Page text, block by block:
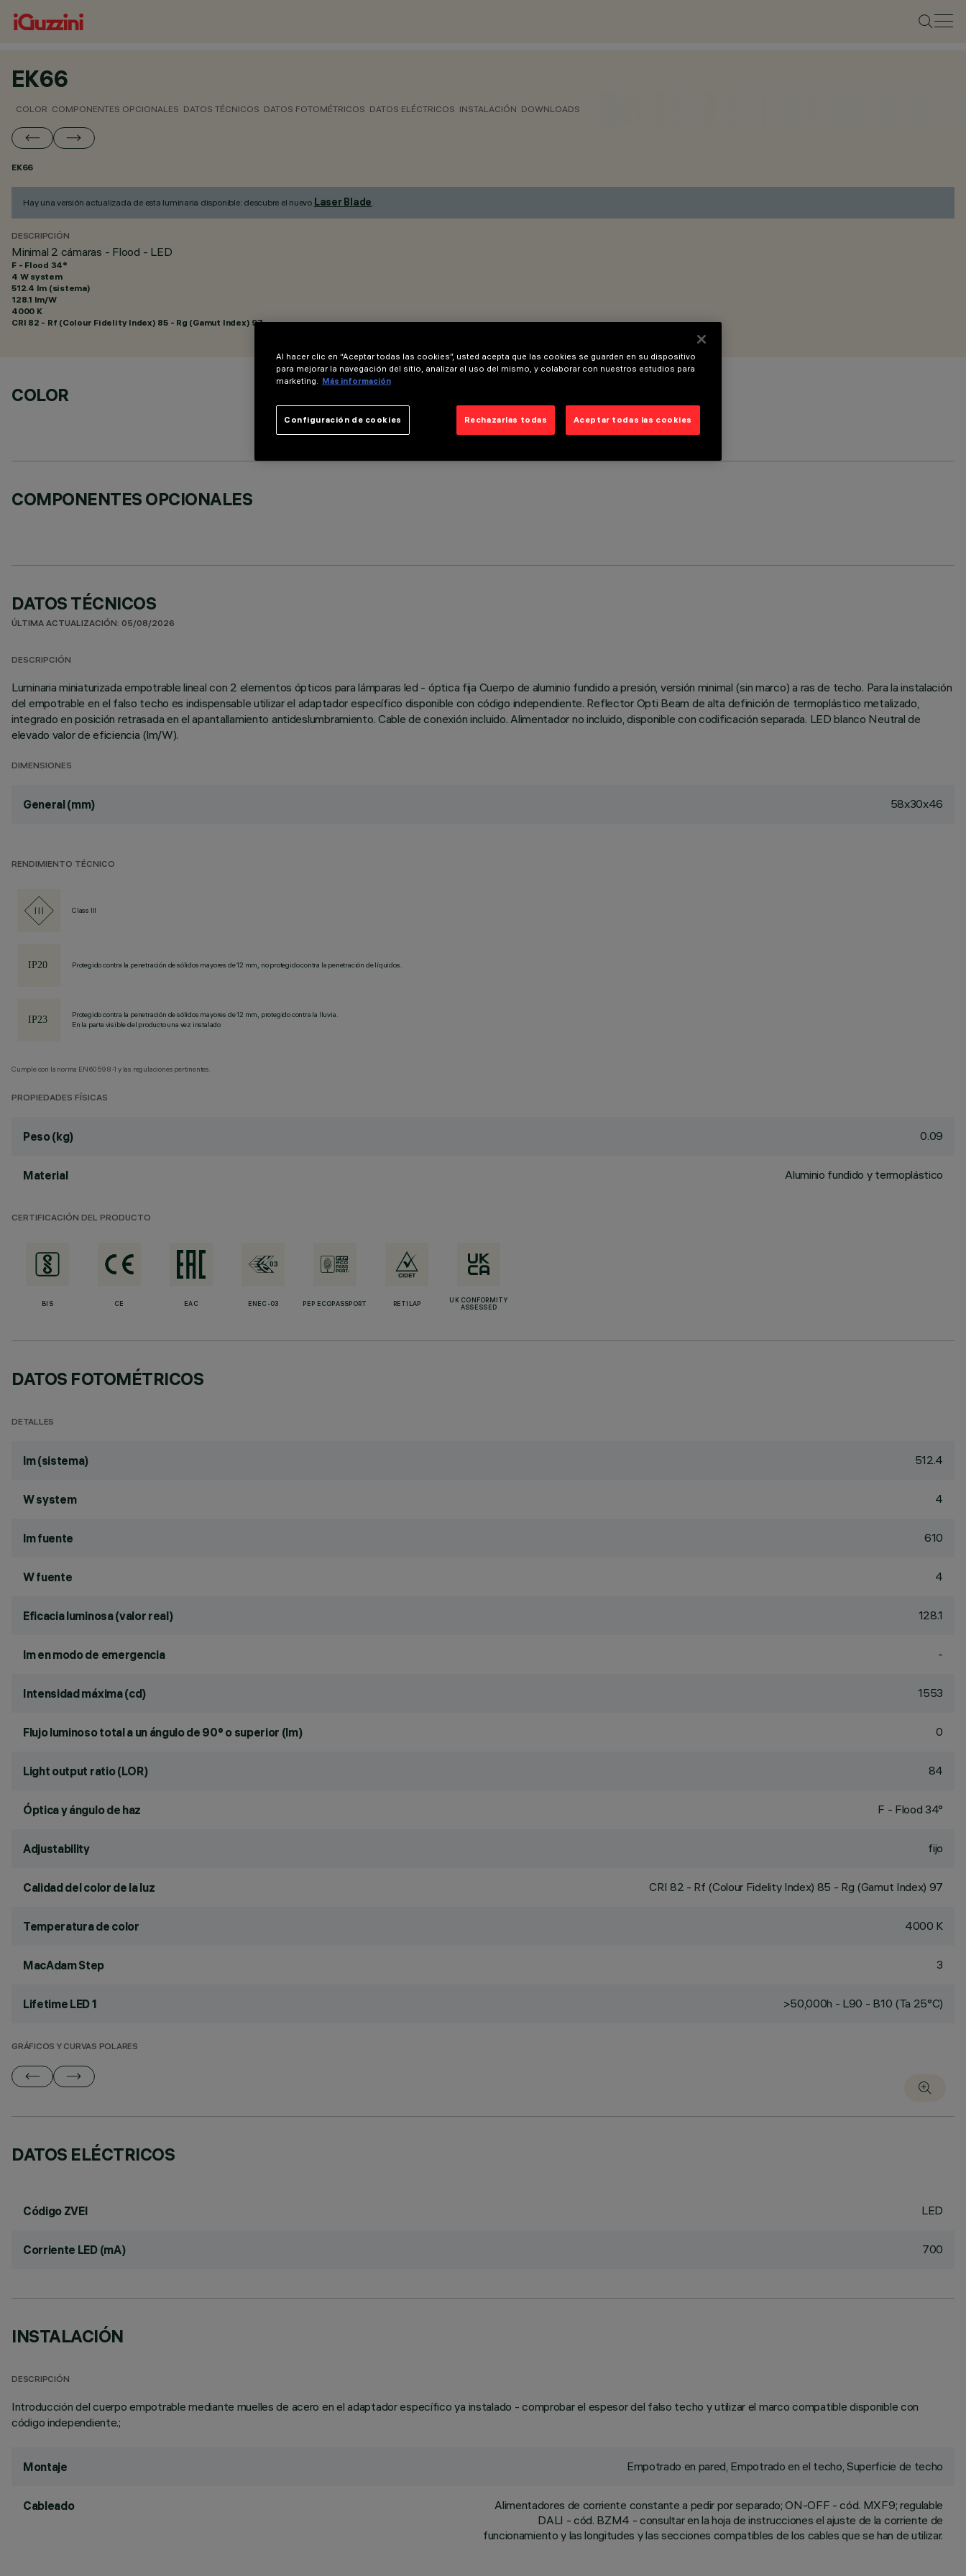
EK66
COLOR COMPONENTES OPCIONALES DATOS TÉCNICOS DATOS FOTOMÉTRICOS DATOS ELÉCTRICOS INSTALACIÓN DOWNLOADS
EK66
Hay una versión actualizada de esta luminaria disponible: descubre el nuevo Laser Blade.
DESCRIPCIÓN
Minimal 2 cámaras - Flood - LED
F - Flood 34°
4 W system
512.4 lm (sistema)
128.1 lm/W
4000 K
CRI 82 - Rf (Colour Fidelity Index) 85 - Rg (Gamut Index) 97
COLOR
COMPONENTES OPCIONALES
DATOS TÉCNICOS
ÚLTIMA ACTUALIZACIÓN: 05/08/2026
DESCRIPCIÓN
Luminaria miniaturizada empotrable lineal con 2 elementos ópticos para lámparas led - óptica fija Cuerpo de aluminio fundido a presión, versión minimal (sin marco) a ras de techo. Para la instalación
del empotrable en el falso techo es indispensable utilizar el adaptador específico disponible con código independiente. Reflector Opti Beam de alta definición de termoplástico metalizado,
integrado en posición retrasada en el apantallamiento antideslumbramiento. Cable de conexión incluido. Alimentador no incluido, disponible con codificación separada. LED blanco Neutral de
elevado valor de eficiencia (lm/W).
DIMENSIONES
General (mm) 58x30x46
RENDIMIENTO TÉCNICO
Class III
Protegido contra la penetración de sólidos mayores de 12 mm, no protegido contra la penetración de líquidos.
Protegido contra la penetración de sólidos mayores de 12 mm, protegido contra la lluvia.
En la parte visible del producto una vez instalado
Cumple con la norma EN60598-1 y las regulaciones pertinentes.
PROPIEDADES FÍSICAS
Peso (kg) 0.09
Material Aluminio fundido y termoplástico
CERTIFICACIÓN DEL PRODUCTO
BIS CE EAC ENEC-03 PEP ECOPASSPORT RETILAP
UK CONFORMITY
ASSESSED
DATOS FOTOMÉTRICOS
DETALLES
lm (sistema) 512.4
W system 4
lm fuente 610
W fuente 4
Eficacia luminosa (valor real) 128.1
lm en modo de emergencia -
Intensidad máxima (cd) 1553
Flujo luminoso total a un ángulo de 90° o superior (lm) 0
Light output ratio (LOR) 84
Óptica y ángulo de haz F - Flood 34°
Adjustability fijo
Calidad del color de la luz CRI 82 - Rf (Colour Fidelity Index) 85 - Rg (Gamut Index) 97
Temperatura de color 4000 K
MacAdam Step 3
Lifetime LED 1 >50,000h - L90 - B10 (Ta 25°C)
GRÁFICOS Y CURVAS POLARES
DATOS ELÉCTRICOS
Código ZVEI LED
Corriente LED (mA) 700
INSTALACIÓN
DESCRIPCIÓN
Introducción del cuerpo empotrable mediante muelles de acero en el adaptador específico ya instalado - comprobar el espesor del falso techo y utilizar el marco compatible disponible con
código independiente.;
Montaje Empotrado en pared, Empotrado en el techo, Superficie de techo
Cableado
Alimentadores de corriente constante a pedir por separado; ON-OFF - cód. MXF9; regulable
DALI - cód. BZM4 - consultar en la hoja de instrucciones el ajuste de la corriente de
funcionamiento y las longitudes y las secciones compatibles de los cables que se han de utilizar.
Al hacer clic en “Aceptar todas las cookies”, usted acepta que las cookies se guarden en su dispositivo
para mejorar la navegación del sitio, analizar el uso del mismo, y colaborar con nuestros estudios para
marketing. Más información
Rechazarlas todas Aceptar todas las cookies
Configuración de cookies